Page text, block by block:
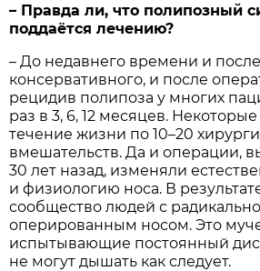
– Правда ли, что полипозный
поддаётся лечению?
– До недавнего времени и после
консервативного, и после
рецидив полипоза у многих
раз в 3, 6, 12 месяцев.
течение жизни по 10–20
вмешательств. Да и операции,
30 лет назад, изменяли
и физиологию носа. В
сообщест­во людей с радикально
оперированным носом. Это
испытывающие по­стоянный
не могут дышать как следует.